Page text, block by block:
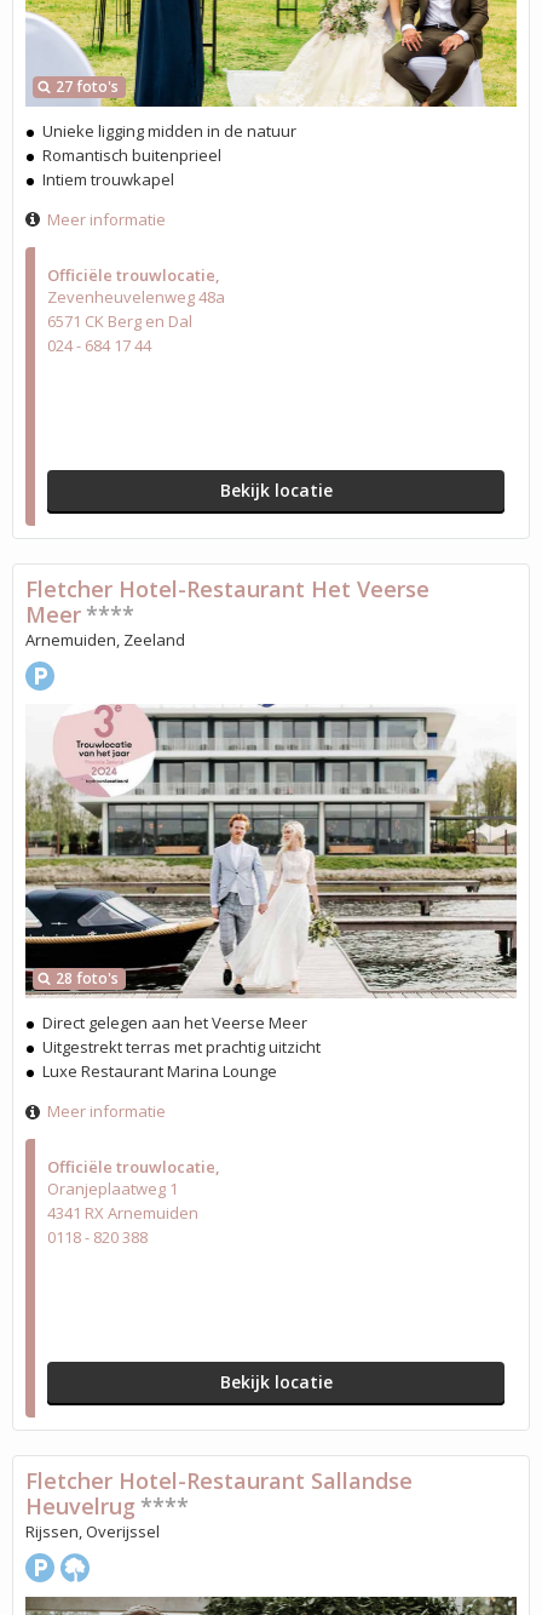
Officiële trouwlocatie
Zevenheuvelenweg 48a
6571 CK Berg en Dal
024 - 684 17 44
Bekijk locatie
27 foto's
Unieke ligging midden in de natuur
Romantisch buitenprieel
Intiem trouwkapel
Meer informatie
Officiële trouwlocatie
Oranjeplaatweg 1
4341 RX Arnemuiden
0118 - 820 388
Bekijk locatie
28 foto's
Fletcher Hotel-Restaurant Het Veerse
Meer ****
Arnemuiden, Zeeland
Direct gelegen aan het Veerse Meer
Uitgestrekt terras met prachtig uitzicht
Luxe Restaurant Marina Lounge
Meer informatie
Fletcher Hotel-Restaurant Sallandse
Heuvelrug ****
Rijssen, Overijssel